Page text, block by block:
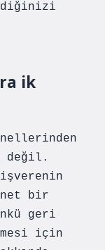
ik
değil.
net bir
geri
için